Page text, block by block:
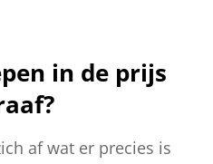
in de prijs
af wat er precies is